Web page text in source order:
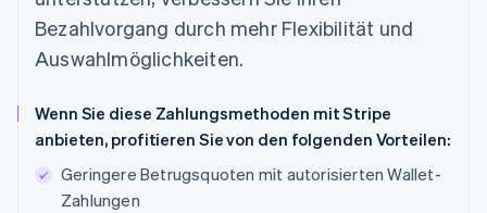
Bezahlvorgang durch mehr Flexibilität und
Auswahlmöglichkeiten.
Wenn Sie diese Zahlungsmethoden mit Stripe
anbieten, profitieren Sie von den folgenden Vorteilen:
Geringere Betrugsquoten mit autorisierten Wallet-
Zahlungen